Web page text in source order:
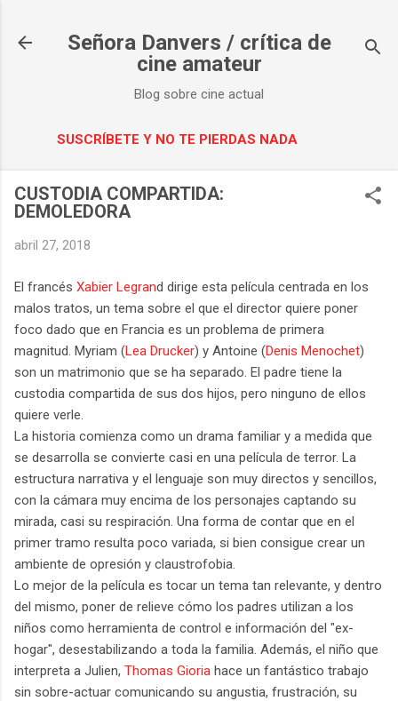
Señora Danvers / crítica de
cine amateur
Blog sobre cine actual
SUSCRÍBETE Y NO TE PIERDAS NADA
CUSTODIA COMPARTIDA:
DEMOLEDORA
abril 27, 2018
El francés Xabier Legrand dirige esta película centrada en los
malos tratos, un tema sobre el que el director quiere poner
foco dado que en Francia es un problema de primera
magnitud. Myriam (Lea Drucker) y Antoine (Denis Menochet)
son un matrimonio que se ha separado. El padre tiene la
custodia compartida de sus dos hijos, pero ninguno de ellos
quiere verle.
La historia comienza como un drama familiar y a medida que
se desarrolla se convierte casi en una película de terror. La
estructura narrativa y el lenguaje son muy directos y sencillos,
con la cámara muy encima de los personajes captando su
mirada, casi su respiración. Una forma de contar que en el
primer tramo resulta poco variada, si bien consigue crear un
ambiente de opresión y claustrofobia.
Lo mejor de la película es tocar un tema tan relevante, y dentro
del mismo, poner de relieve cómo los padres utilizan a los
niños como herramienta de control e información del "ex-
hogar", desestabilizando a toda la familia. Además, el niño que
interpreta a Julien, Thomas Gioria hace un fantástico trabajo
sin sobre-actuar comunicando su angustia, frustración, su